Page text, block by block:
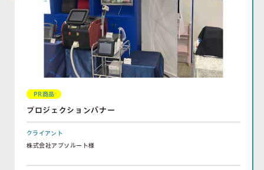
PR商品
プロジェクションバナー
クライアント
株式会社アブソルート様